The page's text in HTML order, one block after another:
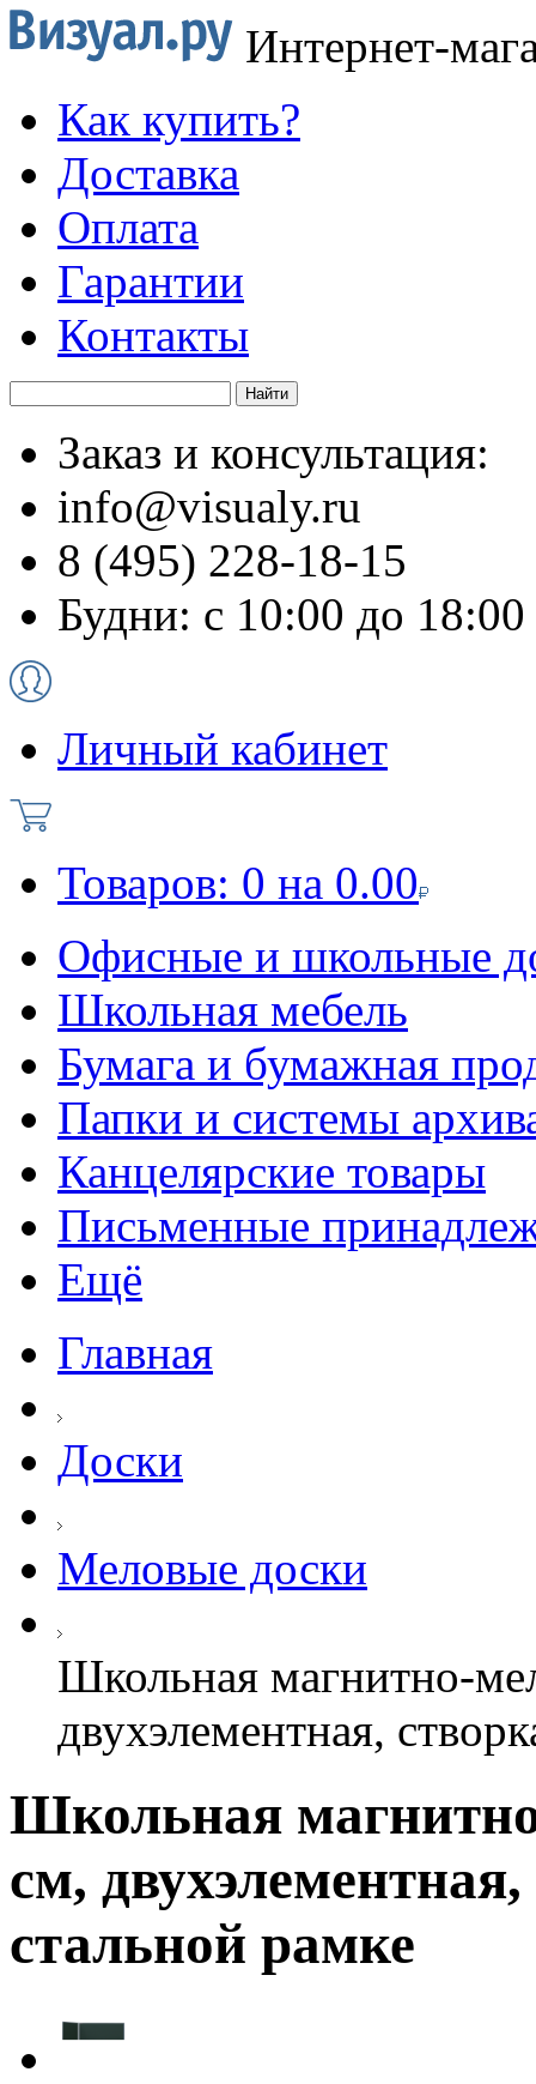
Интернет-
Как купить?
Доставка
Оплата
Гарантии
Контакты
Заказ и консультация:
info@visualy.ru
8 (495) 228-18-15
Будни: с 10:00 до 18:00
Личный кабинет
Товаров: 0 на 0.00
Офисные и школьные
Школьная мебель
Бумага и бумажная
Папки и системы
Канцелярские товары
Письменные
Ещё
Главная
Доски
Меловые доски
Школьная магнитно-
двухэлементная,
Школьная
см,
стальной рамке